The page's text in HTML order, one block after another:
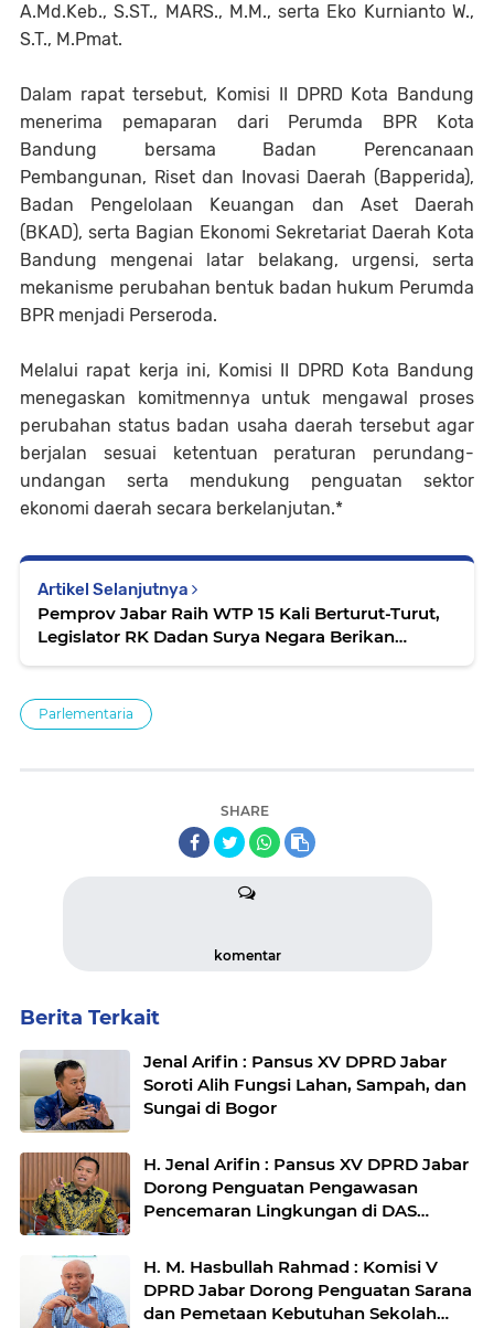
A.Md.Keb., S.ST., MARS., M.M., serta Eko Kurnianto W.,
S.T., M.Pmat.
Dalam rapat tersebut, Komisi II DPRD Kota Bandung
menerima pemaparan dari Perumda BPR Kota
Bandung bersama Badan Perencanaan
Pembangunan, Riset dan Inovasi Daerah (Bapperida),
Badan Pengelolaan Keuangan dan Aset Daerah
(BKAD), serta Bagian Ekonomi Sekretariat Daerah Kota
Bandung mengenai latar belakang, urgensi, serta
mekanisme perubahan bentuk badan hukum Perumda
BPR menjadi Perseroda.
Melalui rapat kerja ini, Komisi II DPRD Kota Bandung
menegaskan komitmennya untuk mengawal proses
perubahan status badan usaha daerah tersebut agar
berjalan sesuai ketentuan peraturan perundang-
undangan serta mendukung penguatan sektor
ekonomi daerah secara berkelanjutan.*
Artikel Selanjutnya
Pemprov Jabar Raih WTP 15 Kali Berturut-Turut,
Legislator RK Dadan Surya Negara Berikan
Parlementaria
SHARE
komentar
Berita Terkait
Jenal Arifin : Pansus XV DPRD Jabar
Soroti Alih Fungsi Lahan, Sampah, dan
Sungai di Bogor
H. Jenal Arifin : Pansus XV DPRD Jabar
Dorong Penguatan Pengawasan
Pencemaran Lingkungan di DAS
H. M. Hasbullah Rahmad : Komisi V
DPRD Jabar Dorong Penguatan Sarana
dan Pemetaan Kebutuhan Sekolah